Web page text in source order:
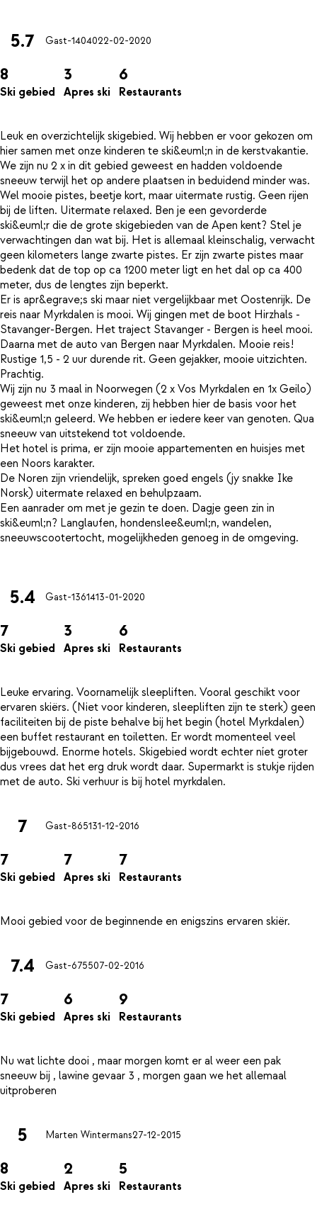
5.7 Gast-1404022-02-2020
8
Ski gebied
3
Apres ski
6
Restaurants
Leuk en overzichtelijk skigebied. Wij hebben er voor gekozen om
hier samen met onze kinderen te ski&euml;n in de kerstvakantie.
We zijn nu 2 x in dit gebied geweest en hadden voldoende
sneeuw terwijl het op andere plaatsen in beduidend minder was.
Wel mooie pistes, beetje kort, maar uitermate rustig. Geen rijen
bij de liften. Uitermate relaxed. Ben je een gevorderde
ski&euml;r die de grote skigebieden van de Apen kent? Stel je
verwachtingen dan wat bij. Het is allemaal kleinschalig, verwacht
geen kilometers lange zwarte pistes. Er zijn zwarte pistes maar
bedenk dat de top op ca 1200 meter ligt en het dal op ca 400
meter, dus de lengtes zijn beperkt.
Er is apr&egrave;s ski maar niet vergelijkbaar met Oostenrijk. De
reis naar Myrkdalen is mooi. Wij gingen met de boot Hirzhals -
Stavanger-Bergen. Het traject Stavanger - Bergen is heel mooi.
Daarna met de auto van Bergen naar Myrkdalen. Mooie reis!
Rustige 1,5 - 2 uur durende rit. Geen gejakker, mooie uitzichten.
Prachtig.
Wij zijn nu 3 maal in Noorwegen (2 x Vos Myrkdalen en 1x Geilo)
geweest met onze kinderen, zij hebben hier de basis voor het
ski&euml;n geleerd. We hebben er iedere keer van genoten. Qua
sneeuw van uitstekend tot voldoende.
Het hotel is prima, er zijn mooie appartementen en huisjes met
een Noors karakter.
De Noren zijn vriendelijk, spreken goed engels (jy snakke Ike
Norsk) uitermate relaxed en behulpzaam.
Een aanrader om met je gezin te doen. Dagje geen zin in
ski&euml;n? Langlaufen, hondenslee&euml;n, wandelen,
sneeuwscootertocht, mogelijkheden genoeg in de omgeving.
5.4 Gast-1361413-01-2020
7
Ski gebied
3
Apres ski
6
Restaurants
Leuke ervaring. Voornamelijk sleepliften. Vooral geschikt voor
ervaren skiërs. (Niet voor kinderen, sleepliften zijn te sterk) geen
faciliteiten bij de piste behalve bij het begin (hotel Myrkdalen)
een buffet restaurant en toiletten. Er wordt momenteel veel
bijgebouwd. Enorme hotels. Skigebied wordt echter níet groter
dus vrees dat het erg druk wordt daar. Supermarkt is stukje rijden
7 Gast-865131-12-2016
7
Ski gebied
7
Apres ski
7
Restaurants
7.4 Gast-675507-02-2016
7
Ski gebied
6
Apres ski
9
Restaurants
Nu wat lichte dooi , maar morgen komt er al weer een pak
sneeuw bij , lawine gevaar 3 , morgen gaan we het allemaal
5 Marten Wintermans27-12-2015
8
Ski gebied
2
Apres ski
5
Restaurants